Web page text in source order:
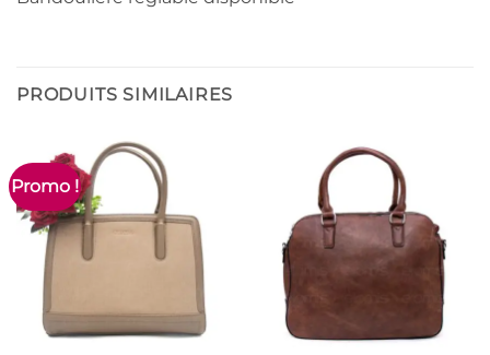
PRODUITS SIMILAIRES
Promo !